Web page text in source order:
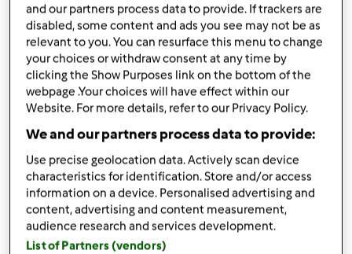
1cucchiaino colmodado Bimby
Aggiungi alla lista della spesa
Accessori che ti serviranno
Spatola
Boccale Completo TM6
acquista
and our partners process data to provide. If trackers are
disabled, some content and ads you see may not be as
relevant to you. You can resurface this menu to change
your choices or withdraw consent at any time by
clicking the Show Purposes link on the bottom of the
webpage .Your choices will have effect within our
Website. For more details, refer to our Privacy Policy.
We and our partners process data to provide:
Use precise geolocation data. Actively scan device
characteristics for identification. Store and/or access
information on a device. Personalised advertising and
content, advertising and content measurement,
audience research and services development.
List of Partners (vendors)